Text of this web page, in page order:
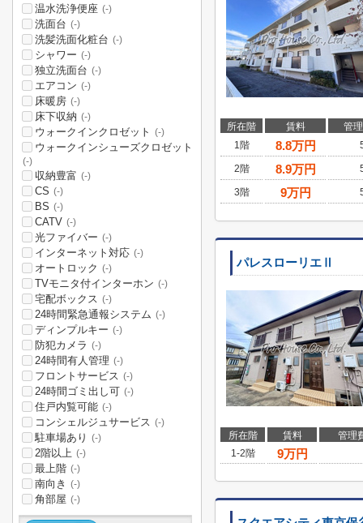
所在階 賃料
管
1階
8.8万円
2階 8.9万円
3階 9万円
パレスローリエⅡ
所在階 賃料
管理
1-2階
9万円
温水洗浄便座 (-)
洗面台 (-)
洗髪洗面化粧台 (-)
シャワー (-)
独立洗面台 (-)
エアコン (-)
床暖房 (-)
床下収納 (-)
ウォークインクロゼット (-)
ウォークインシューズクロゼット
(-)
収納豊富 (-)
CS (-)
BS (-)
CATV (-)
光ファイバー (-)
インターネット対応 (-)
オートロック (-)
TVモニタ付インターホン (-)
宅配ボックス (-)
24時間緊急通報システム (-)
ディンプルキー (-)
防犯カメラ (-)
24時間有人管理 (-)
フロントサービス (-)
24時間ゴミ出し可 (-)
住戸内覧可能 (-)
コンシェルジュサービス (-)
駐車場あり (-)
2階以上 (-)
最上階 (-)
南向き (-)
角部屋 (-)